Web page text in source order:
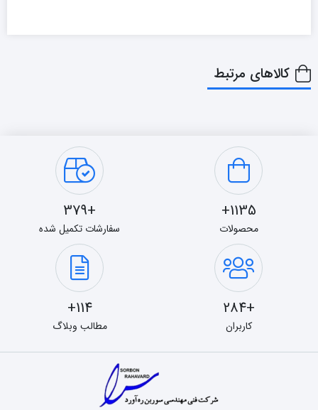
کالاهای مرتبط
1135+
محصولات
+379
سفارشات تکمیل شده
+284
کاربران
114+
مطالب وبلاگ